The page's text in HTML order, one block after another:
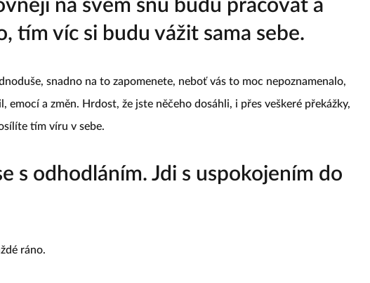
na svém snu budu pracovat a
tím víc si budu vážit sama sebe.
snadno na to zapomenete, neboť vás to moc nepoznamenalo,
emocí a změn. Hrdost, že jste něčeho dosáhli, i přes veškeré překážky,
tím víru v sebe.
s odhodláním. Jdi s uspokojením do
ráno.